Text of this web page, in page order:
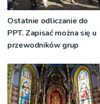
Ostatnie odliczanie do
PPT. Zapisać można się u
przewodników grup